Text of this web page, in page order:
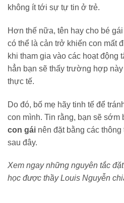
không ít tới sự tự tin ở trẻ.
Hơn thế nữa, tên hay cho bé
có thể là cản trở khiến con mất
khi tham gia vào các hoạt động
hẳn bạn sẽ thấy trường hợp
thực tế.
Do đó, bố mẹ hãy tinh tế để
con mình. Tin rằng, bạn sẽ sớm
con gái nên đặt bằng các
sau đây.
Xem ngay những nguyên tắc
học được thầy Louis Nguyễn